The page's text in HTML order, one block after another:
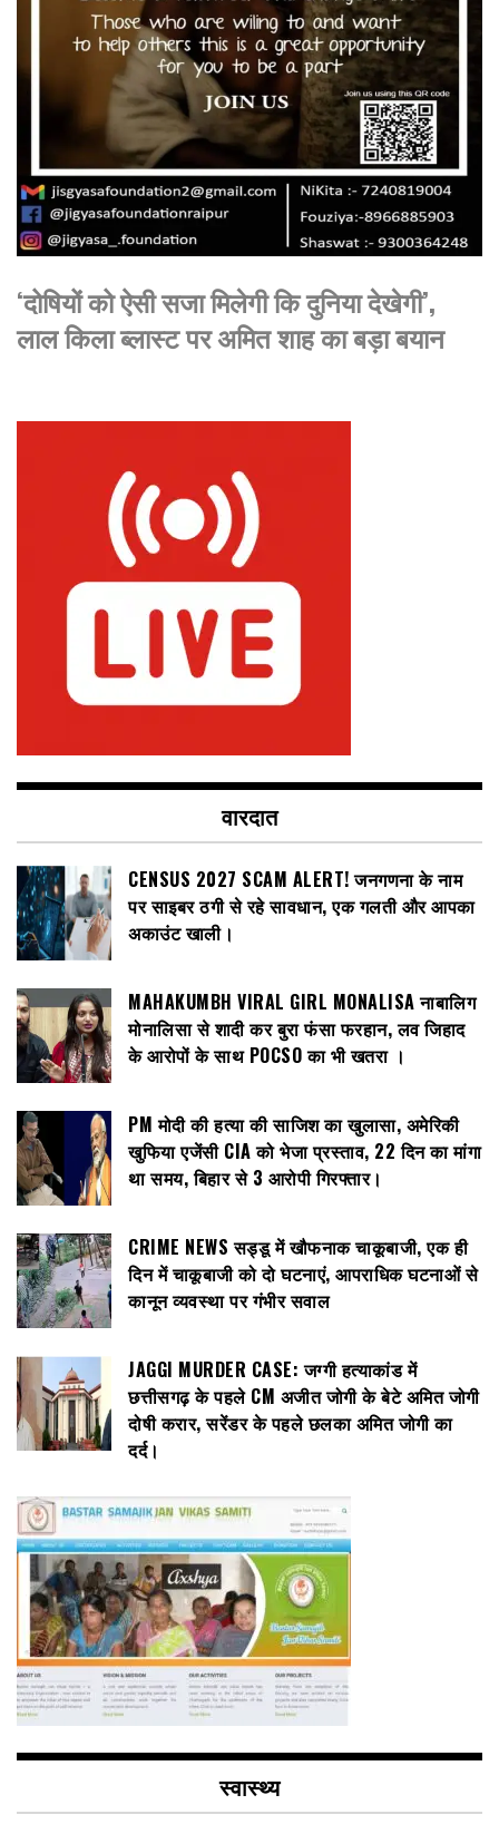
‘दोषियों को ऐसी सजा मिलेगी कि दुनिया देखेगी’,
लाल किला ब्लास्ट पर अमित शाह का बड़ा बयान
वारदात
CENSUS 2027 SCAM ALERT! जनगणना के नाम
पर साइबर ठगी से रहे सावधान, एक गलती और आपका
अकाउंट खाली।
MAHAKUMBH VIRAL GIRL MONALISA नाबालिग
मोनालिसा से शादी कर बुरा फंसा फरहान, लव जिहाद
के आरोपों के साथ POCSO का भी खतरा ।
PM मोदी की हत्या की साजिश का खुलासा, अमेरिकी
खुफिया एजेंसी CIA को भेजा प्रस्ताव, 22 दिन का मांगा
था समय, बिहार से 3 आरोपी गिरफ्तार।
CRIME NEWS सड्डू में खौफनाक चाकूबाजी, एक ही
दिन में चाकूबाजी को दो घटनाएं, आपराधिक घटनाओं से
कानून व्यवस्था पर गंभीर सवाल
JAGGI MURDER CASE: जग्गी हत्याकांड में
छत्तीसगढ़ के पहले CM अजीत जोगी के बेटे अमित जोगी
दोषी करार, सरेंडर के पहले छलका अमित जोगी का
दर्द।
स्वास्थ्य